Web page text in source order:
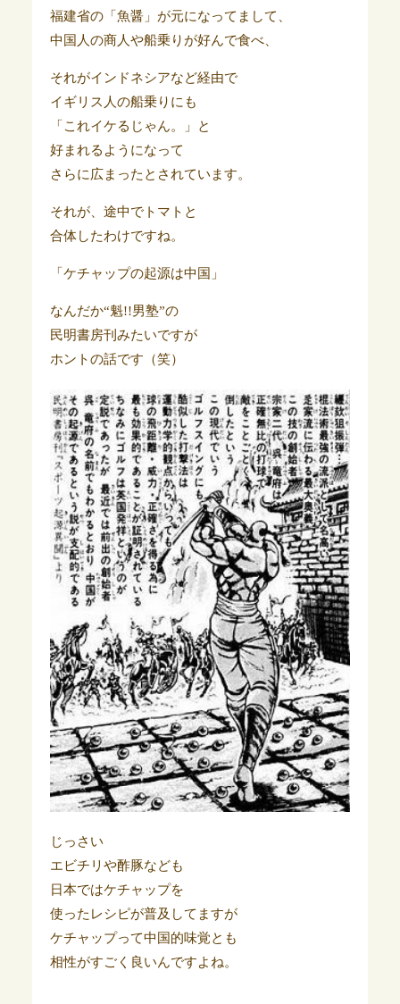
福建省の「魚醤」が元になってまして、
中国人の商人や船乗りが好んで食べ、
それがインドネシアなど経由で
イギリス人の船乗りにも
「これイケるじゃん。」と
好まれるようになって
さらに広まったとされています。
それが、途中でトマトと
合体したわけですね。
「ケチャップの起源は中国」
なんだか“魁!!男塾”の
民明書房刊みたいですが
ホントの話です（笑）
じっさい
エビチリや酢豚なども
日本ではケチャップを
使ったレシピが普及してますが
ケチャップって中国的味覚とも
相性がすごく良いんですよね。